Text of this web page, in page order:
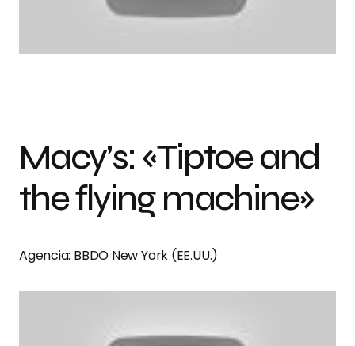
Macy’s: «Tiptoe and
the flying machine»
Agencia: BBDO New York (EE.UU.)